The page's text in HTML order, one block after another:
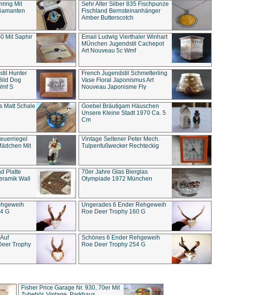
Mit
Sehr Alter Silber 835 Fischpunze
Fischland Bernsteinanhänger
Amber Butterscotch
Mit Saphir
Email Ludwig Vierthaler Winhart
MÜnchen Jugendstil Cachepot
Art Nouveau 5c Wmf
Hunter
Dog
S
French Jugendstil Schmetterling
Vase Floral Japonismus Art
Nouveau Japonisme Fly
Matt Schale
Goebel Bräutigam Häuschen
Unsere Kleine Stadt 1970 Ca. 5
Cm
Mit
Vintage Seltener Peter Mech.
Tulpenfußwecker Rechteckig
Platte
Wall
70er Jahre Glas Bierglas
Olympiade 1972 München
G
Ungerades 6 Ender Rehgeweih
Roe Deer Trophy 160 G
Trophy
Schönes 6 Ender Rehgeweih
Roe Deer Trophy 254 G
Fisher Price Garage Nr. 930, 70er Mit